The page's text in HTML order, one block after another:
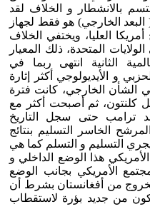
بالانشطار و الخلاف لقد
البعد الخارجي) هو فقط لجهاز
العليا، ويختفي الخلاف
المتحدة، ذلك المعيار
الثانية انتهى ربما في
و الأيديولوجي أكثر إثارة
الشأن الخارجي، كانت فترة
كلنتون، ثم أصبحت أكثر مع
ترامب حتى سجل التاريخ
الخاسر التسليم بنتائج
التسليم و التسلم كما هي
هذا الوضع الداخلي و
الأمريكي بجانب الوضع
من أفغانستان بشرط أن
من جديد بؤرة لاستقطاب